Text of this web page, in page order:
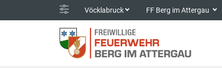
Vöcklabruck FF Berg im Attergau